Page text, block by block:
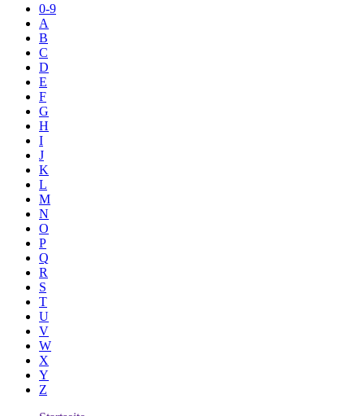
0-9
A
B
C
D
E
F
G
H
I
J
K
L
M
N
O
P
Q
R
S
T
U
V
W
X
Y
Z